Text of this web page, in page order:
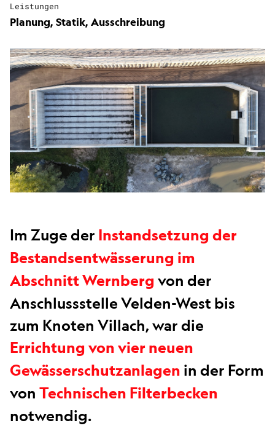
Leistungen
Planung, Statik, Ausschreibung
Im Zuge der Instandsetzung der
Bestandsentwässerung im
Abschnitt Wernbergvon der
Anschlussstelle Velden-West bis
zum Knoten Villach, war die
Errichtung von vier neuen
Gewässerschutzanlagen in der Form
von Technischen Filterbecken
notwendig.